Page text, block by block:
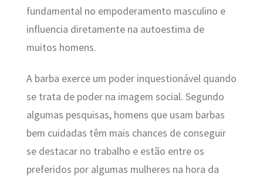
fundamental no empoderamento masculino e
influencia diretamente na autoestima de
muitos homens.
A barba exerce um poder inquestionável quando
se trata de poder na imagem social. Segundo
algumas pesquisas, homens que usam barbas
bem cuidadas têm mais chances de conseguir
se destacar no trabalho e estão entre os
preferidos por algumas mulheres na hora da